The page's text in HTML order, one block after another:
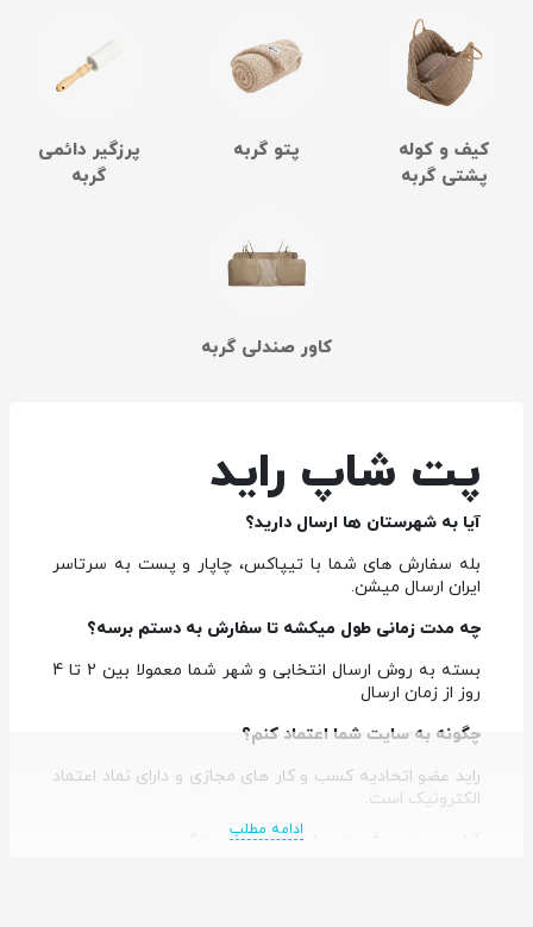
کیف و کوله
پشتی گربه
پتو گربه
پرزگیر دائمی
گربه
کاور صندلی گربه
پت شاپ راید
آیا به شهرستان ها ارسال دارید؟
بله سفارش های شما با تیپاکس، چاپار و پست به سرتاسر
ایران ارسال میشن.
چه مدت زمانی طول میکشه تا سفارش به دستم برسه؟
بسته به روش ارسال انتخابی و شهر شما معمولا بین 2 تا 4
روز از زمان ارسال
چگونه به سایت شما اعتماد کنم؟
راید عضو اتحادیه کسب و کار های مجازی و دارای نماد اعتماد
الکترونیک است.
آیا موجودی و قیمت سایت به روز است؟
ادامه مطلب